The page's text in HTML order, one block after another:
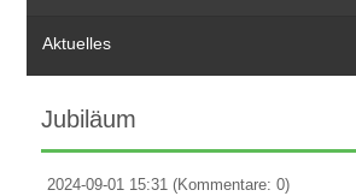
Aktuelles
Jubiläum
2024-09-01 15:31 (Kommentare: 0)